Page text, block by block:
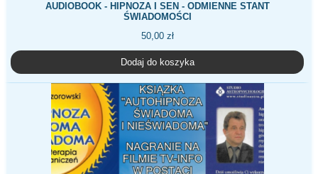
AUDIOBOOK - HIPNOZA I SEN - ODMIENNE STANT
ŚWIADOMOŚCI
50,00 zł
Dodaj do koszyka